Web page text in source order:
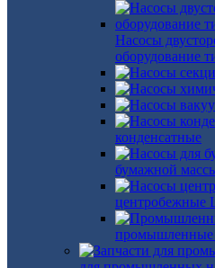
Насосы
оборудование
конденсатные
бумажной
центробежные
промышленные